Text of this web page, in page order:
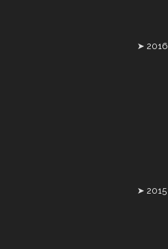
2016
2015